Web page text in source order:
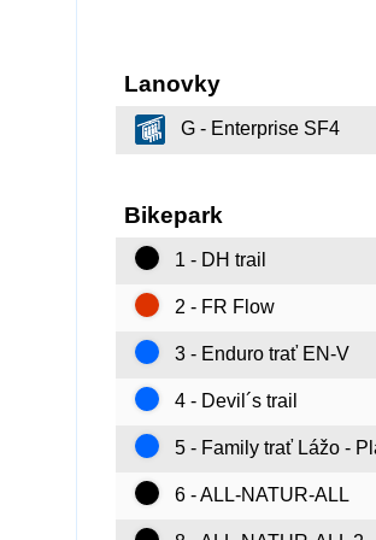
Lanovky
G - Enterprise SF4
Bikepark
1 - DH trail
2 - FR Flow
3 - Enduro trať EN-V
4 - Devil´s trail
5 - Family trať Lážo -
6 - ALL-NATUR-ALL